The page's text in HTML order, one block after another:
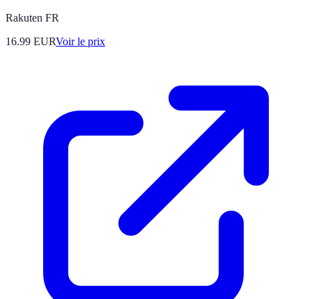
Rakuten FR
16.99 EURVoir le prix